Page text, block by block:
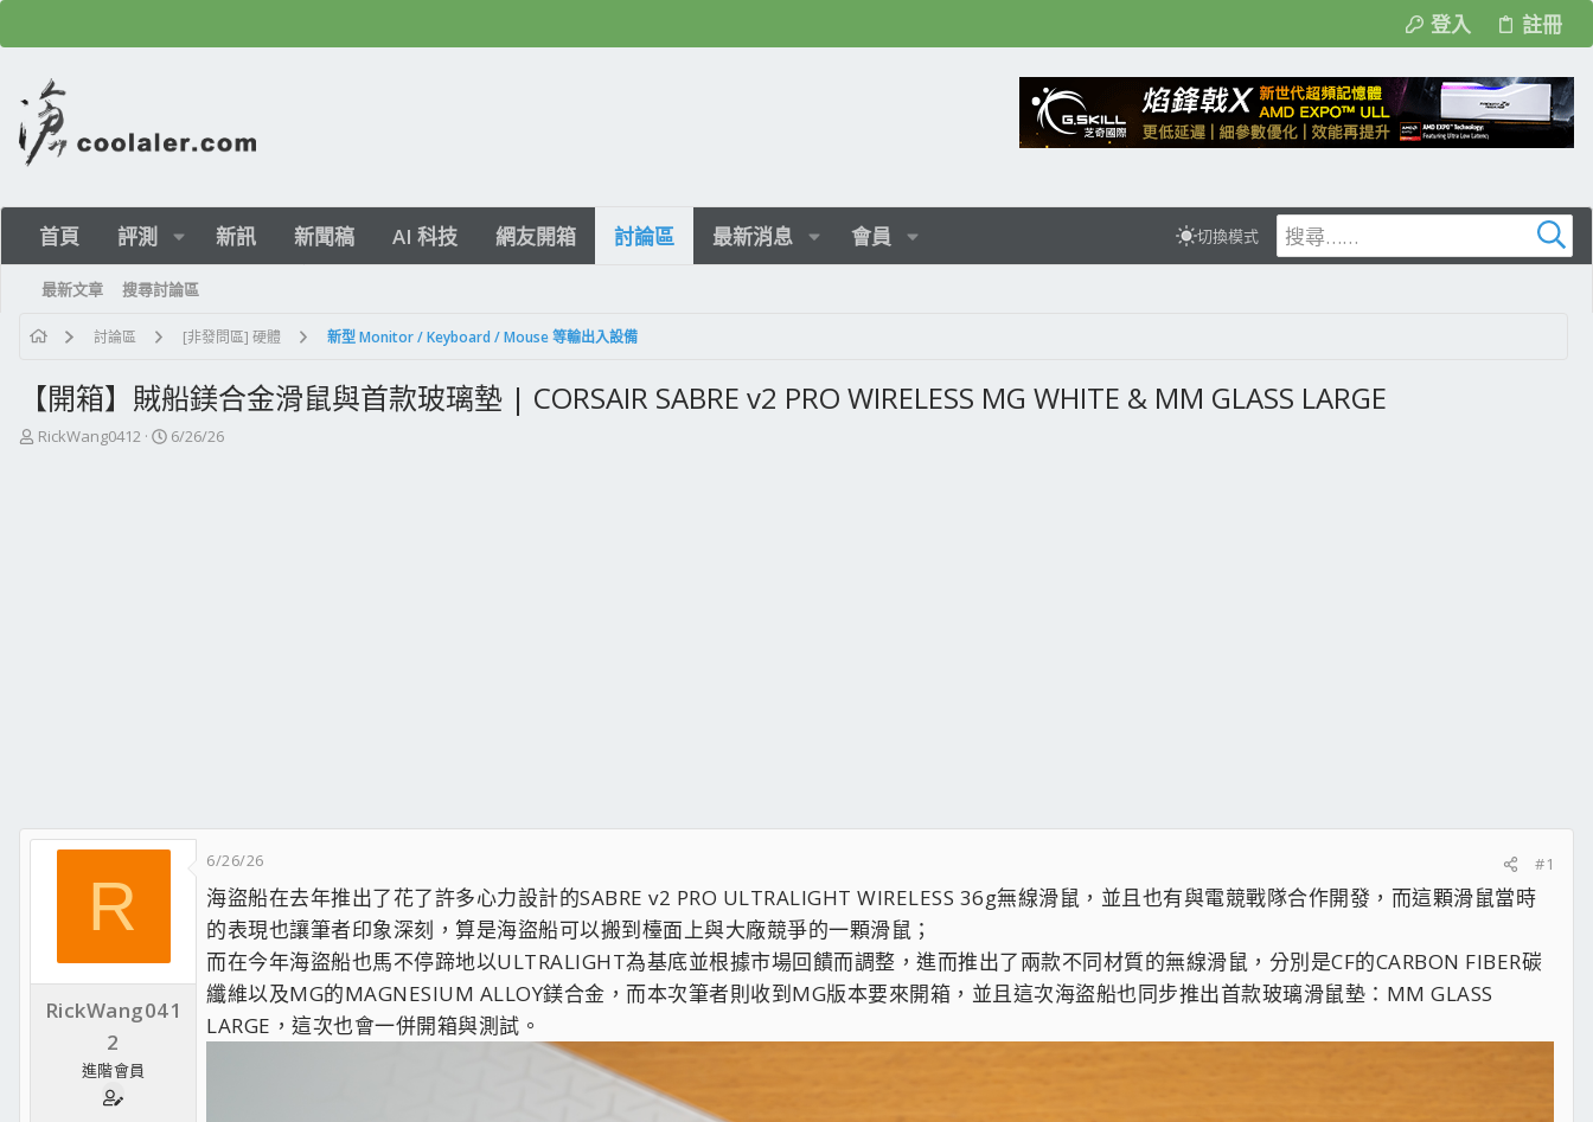
登入 註冊
首頁 評測 新訊 新聞稿 AI 科技 網友開箱 討論區 最新消息 會員 切換模式
最新文章 搜尋討論區
討論區 [非發問區] 硬體 新型 Monitor / Keyboard / Mouse 等輸出入設備
【開箱】賊船鎂合金滑鼠與首款玻璃墊 | CORSAIR SABRE v2 PRO WIRELESS MG WHITE & MM GLASS LARGE
主
RickWang0412
開
6/26/26
R
RickWang041
2
進階會員
6/26/26 #1
海盜船在去年推出了花了許多心力設計的SABRE v2 PRO ULTRALIGHT WIRELESS 36g無線滑鼠，並且也有與電競戰隊合作開發，而這顆滑鼠當時
的表現也讓筆者印象深刻，算是海盜船可以搬到檯面上與大廠競爭的一顆滑鼠；
而在今年海盜船也馬不停蹄地以ULTRALIGHT為基底並根據市場回饋而調整，進而推出了兩款不同材質的無線滑鼠，分別是CF的CARBON FIBER碳
纖維以及MG的MAGNESIUM ALLOY鎂合金，而本次筆者則收到MG版本要來開箱，並且這次海盜船也同步推出首款玻璃滑鼠墊：MM GLASS
LARGE，這次也會一併開箱與測試。